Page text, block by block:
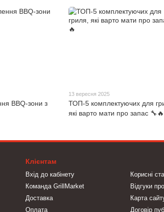
BBQ-зони з
13 вересня 2025
ТОП-5 комплектуючих для
які варто мати про запас 🔧🔥
Клієнтам
Вхід до кабінету
Команда GrillMarket
Доставка
Оплата
Корисні
Відгуки
Карта
Договір